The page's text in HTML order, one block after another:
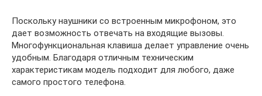
Поскольку наушники со встроенным микрофоном, это
дает возможность отвечать на входящие вызовы.
Многофункциональная клавиша делает управление очень
удобным. Благодаря отличным техническим
характеристикам модель подходит для любого, даже
самого простого телефона.